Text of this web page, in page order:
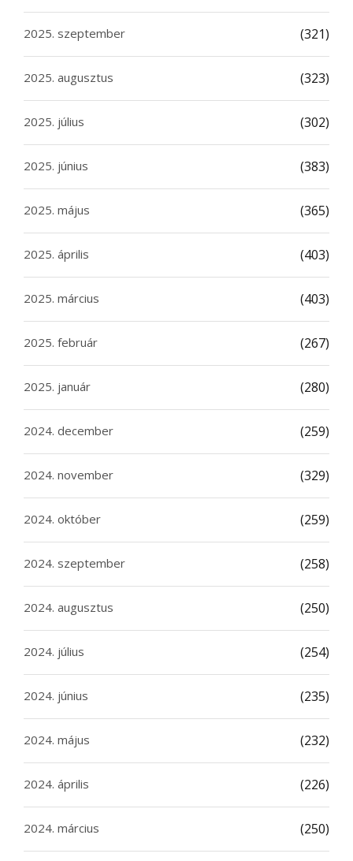
2025. szeptember (321)
2025. augusztus (323)
2025. július (302)
2025. június (383)
2025. május (365)
2025. április (403)
2025. március (403)
2025. február (267)
2025. január (280)
2024. december (259)
2024. november (329)
2024. október (259)
2024. szeptember (258)
2024. augusztus (250)
2024. július (254)
2024. június (235)
2024. május (232)
2024. április (226)
2024. március (250)